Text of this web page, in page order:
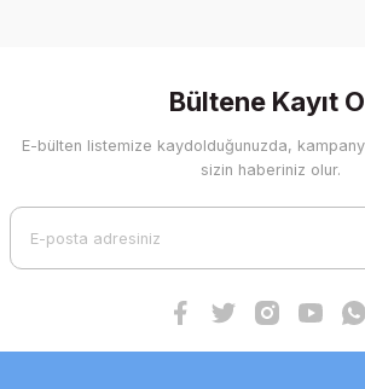
Bültene Kayıt
E-bülten listemize kaydolduğunuzda,
sizin haberiniz olur.